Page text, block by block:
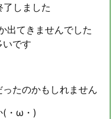
しました
出てきませんでした
いです
たのかもしれません
(・ω・)